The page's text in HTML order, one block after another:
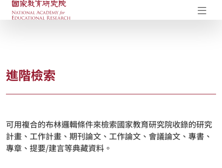
國家教育研究院-研究成果典藏庫
進階檢索
可用複合的布林邏輯條件來檢索國家教育研究院收錄的研究
計畫、工作計畫、期刊論文、工作論文、會議論文、專書、
專章、提要/建言等典藏資料。